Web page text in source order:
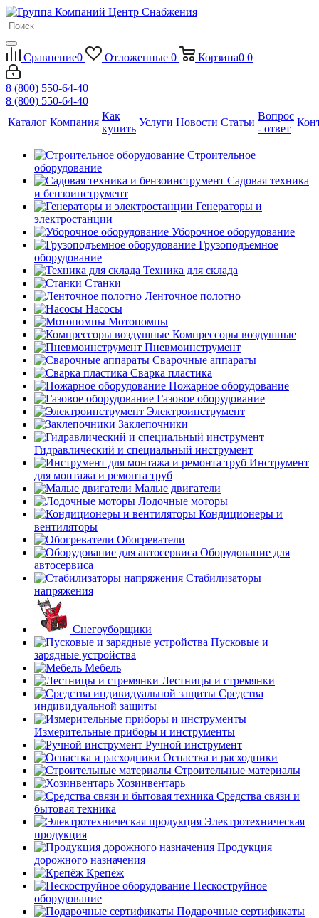
Сравнение0 Отложенные 0 Корзина0 0
8 (800) 550-64-40
8 (800) 550-64-40
Каталог Компания
Как
купить
Услуги Новости Статьи
Вопрос
- ответ
Строительное
оборудование
Садовая техника
и бензоинструмент
Генераторы и
электростанции
Уборочное оборудование
Грузоподъемное
оборудование
Техника для склада
Станки
Ленточное полотно
Насосы
Мотопомпы
Компрессоры воздушные
Пневмоинструмент
Сварочные аппараты
Сварка пластика
Пожарное оборудование
Газовое оборудование
Электроинструмент
Заклепочники
Гидравлический и специальный инструмент
Инструмент
для монтажа и ремонта труб
Малые двигатели
Лодочные моторы
Кондиционеры и
вентиляторы
Обогреватели
Оборудование для
автосервиса
Стабилизаторы
напряжения
Снегоуборщики
Пусковые и
зарядные устройства
Мебель
Лестницы и стремянки
Средства
индивидуальной защиты
Измерительные приборы и инструменты
Ручной инструмент
Оснастка и расходники
Строительные материалы
Хозинвентарь
Средства связи и
бытовая техника
Электротехническая
продукция
Продукция
дорожного назначения
Крепёж
Пескоструйное
оборудование
Подарочные сертификаты